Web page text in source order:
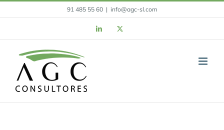
content
91 485 55 60 | info@agc-sl.com
LinkedIn